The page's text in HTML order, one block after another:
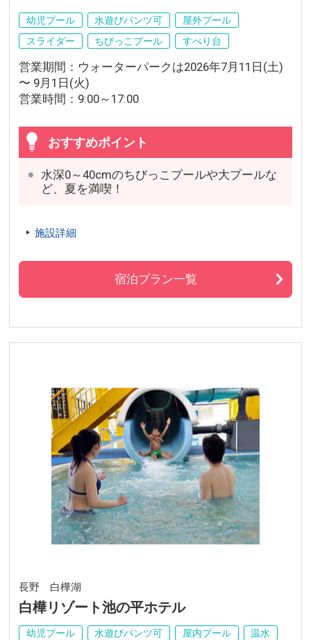
幼児プール 水遊びパンツ可
屋外プール
スライダー
ちびっこプール すべり台
営業期間：ウォーターパークは2026年7月11日(土)
〜 9月1日(火)
営業時間：9:00～17:00
おすすめポイント
水深0～40cmのちびっこプールや大プールな
ど、夏を満喫！
施設詳細
宿泊プラン一覧
長野 白樺湖
白樺リゾート池の平ホテル
幼児プール 水遊びパンツ可 屋内プール
温水